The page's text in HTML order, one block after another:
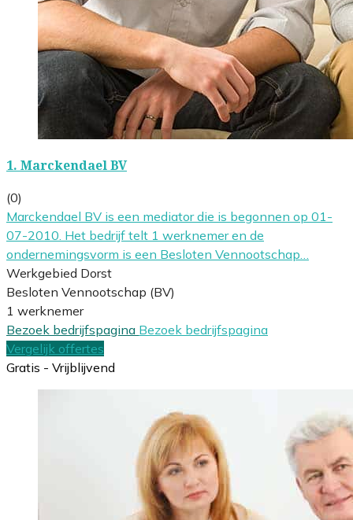
1. Marckendael BV
(0)
Marckendael BV is een mediator die is begonnen op 01-
07-2010. Het bedrijf telt 1 werknemer en de
ondernemingsvorm is een Besloten Vennootschap…
Werkgebied Dorst
Besloten Vennootschap (BV)
1 werknemer
Bezoek bedrijfspagina Bezoek bedrijfspagina
Vergelijk offertes
Gratis - Vrijblijvend